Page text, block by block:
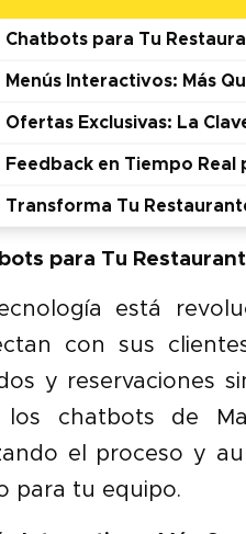
Chatbots para Tu
Menús Interactivos: Más
Ofertas Exclusivas: La
Feedback en Tiempo Real
Transforma Tu
para Tu
está
con sus
y reservaciones
los chatbots de
el proceso y
para tu equipo.